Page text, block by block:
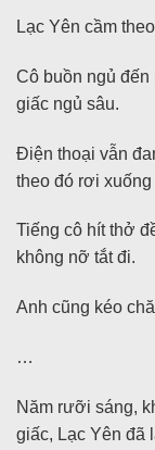
Lạc Yên cầm
Cô buồn ngủ đến
giấc ngủ sâu.
Điện thoại vẫn
theo đó rơi xuống
Tiếng cô hít thở
không nỡ tắt đi.
Anh cũng kéo
…
Năm rưỡi sáng,
giấc, Lạc Yên đã